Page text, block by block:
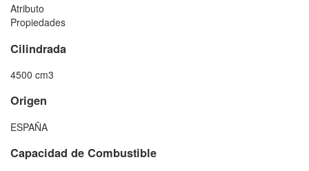
Atributo
Propiedades
Cilindrada
4500 cm3
Origen
ESPAÑA
Capacidad de Combustible